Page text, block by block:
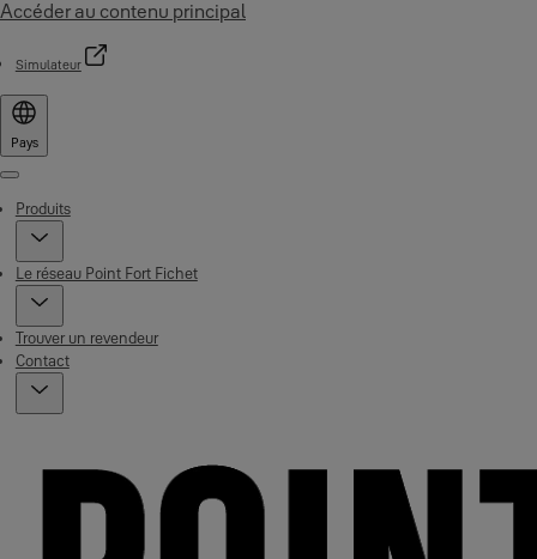
Accéder au contenu principal
Simulateur
Pays
Menu
Produits
Le réseau Point Fort Fichet
Trouver un revendeur
Contact